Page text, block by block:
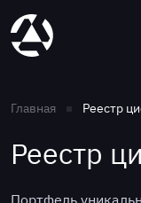
Главная Реестр
Реестр